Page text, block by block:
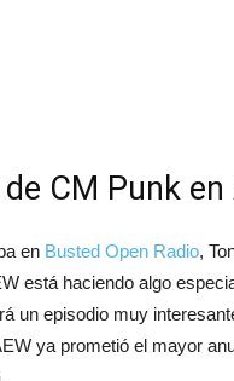
CM Punk en
en Busted Open Radio,
está haciendo algo
un episodio muy
ya prometió el mayor